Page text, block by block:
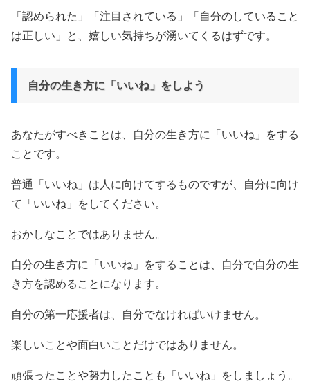
「認められた」「注目されている」「自分のしていること
は正しい」と、嬉しい気持ちが湧いてくるはずです。
自分の生き方に「いいね」をしよう
あなたがすべきことは、自分の生き方に「いいね」をする
ことです。
普通「いいね」は人に向けてするものですが、自分に向け
て「いいね」をしてください。
おかしなことではありません。
自分の生き方に「いいね」をすることは、自分で自分の生
き方を認めることになります。
自分の第一応援者は、自分でなければいけません。
楽しいことや面白いことだけではありません。
頑張ったことや努力したことも「いいね」をしましょう。